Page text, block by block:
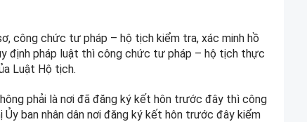
công chức tư pháp – hộ tịch kiểm tra, xác minh hồ
định pháp luật thì công chức tư pháp – hộ tịch thực
Luật Hộ tịch.
phải là nơi đã đăng ký kết hôn trước đây thì công
ban nhân dân nơi đăng ký kết hôn trước đây kiểm